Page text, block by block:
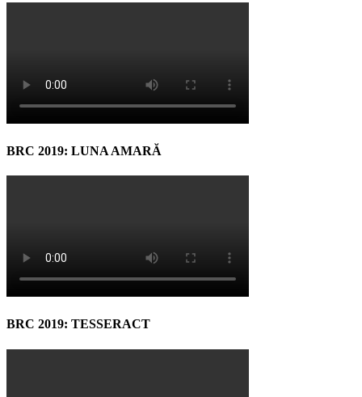
BRC 2019: LUNA AMARĂ
BRC 2019: TESSERACT